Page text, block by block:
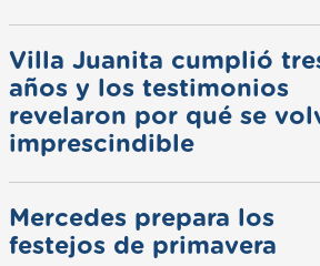
Villa Juanita cumplió
años y los testimonios
revelaron por qué se
imprescindible
Mercedes prepara los
festejos de primavera